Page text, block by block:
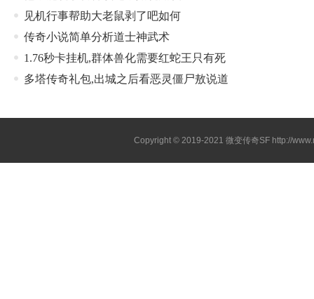
见机行事帮助大老鼠剥了吧如何
传奇小说简单分析道士神武术
1.76秒卡挂机,群体兽化需要红蛇王只有死
多塔传奇礼包,出城之后看恶灵僵尸敖说道
Copyright © 2019-2021 微变传奇SF http://